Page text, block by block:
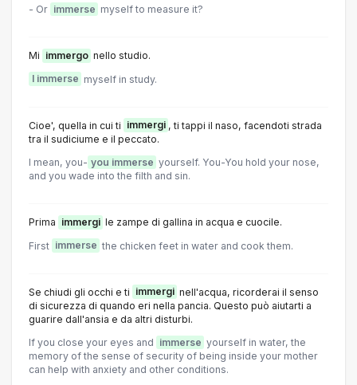
- Or immerse myself to measure it?
Mi immergo nello studio.
I immerse myself in study.
Cioe', quella in cui ti immergi , ti tappi il naso, facendoti strada
tra il sudiciume e il peccato.
I mean, you- you immerse yourself. You-You hold your nose,
and you wade into the filth and sin.
Prima immergi le zampe di gallina in acqua e cuocile.
First immerse the chicken feet in water and cook them.
Se chiudi gli occhi e ti immergi nell'acqua, ricorderai il senso
di sicurezza di quando eri nella pancia. Questo può aiutarti a
guarire dall'ansia e da altri disturbi.
If you close your eyes and immerse yourself in water, the
memory of the sense of security of being inside your mother
can help with anxiety and other conditions.